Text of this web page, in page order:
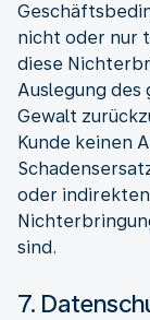
nicht oder nur
diese
Auslegung
Gewalt
Kunde keinen
oder
sind.
7.